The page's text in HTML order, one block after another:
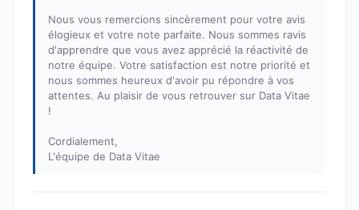
Nous vous remercions sincèrement pour votre avis
élogieux et votre note parfaite. Nous sommes ravis
d'apprendre que vous avez apprécié la réactivité de
notre équipe. Votre satisfaction est notre priorité et
nous sommes heureux d'avoir pu répondre à vos
attentes. Au plaisir de vous retrouver sur Data Vitae
!
Cordialement,
L'équipe de Data Vitae